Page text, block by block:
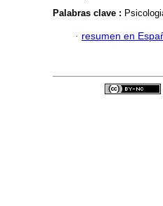
Palabras clave :
· resumen en